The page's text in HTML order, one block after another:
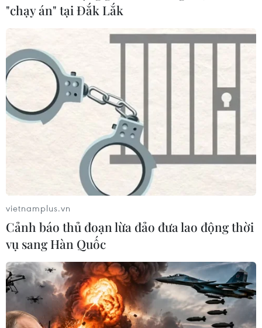
#Nợ toàn cầu
#Nợ công toàn cầu
#Thị trường nợ toàn cầu
Theo dõi VietnamPlus
"chạy án" tại Đắk Lắk
vietnamplus.vn
Cảnh báo thủ đoạn lừa đảo đưa lao động thời
vụ sang Hàn Quốc